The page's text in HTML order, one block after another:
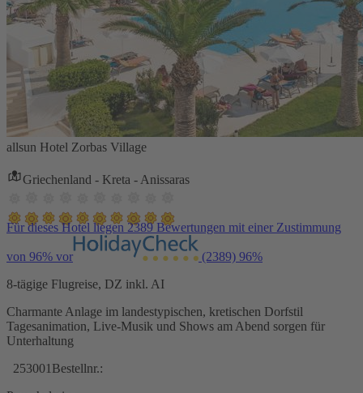
allsun Hotel Zorbas Village
Griechenland - Kreta - Anissaras
Für dieses Hotel liegen 2389 Bewertungen mit einer Zustimmung
von 96% vor (2389) 96%
8-tägige Flugreise, DZ inkl. AI
Charmante Anlage im landestypischen, kretischen Dorfstil
Tagesanimation, Live-Musik und Shows am Abend sorgen für
Unterhaltung
253001 Bestellnr.: